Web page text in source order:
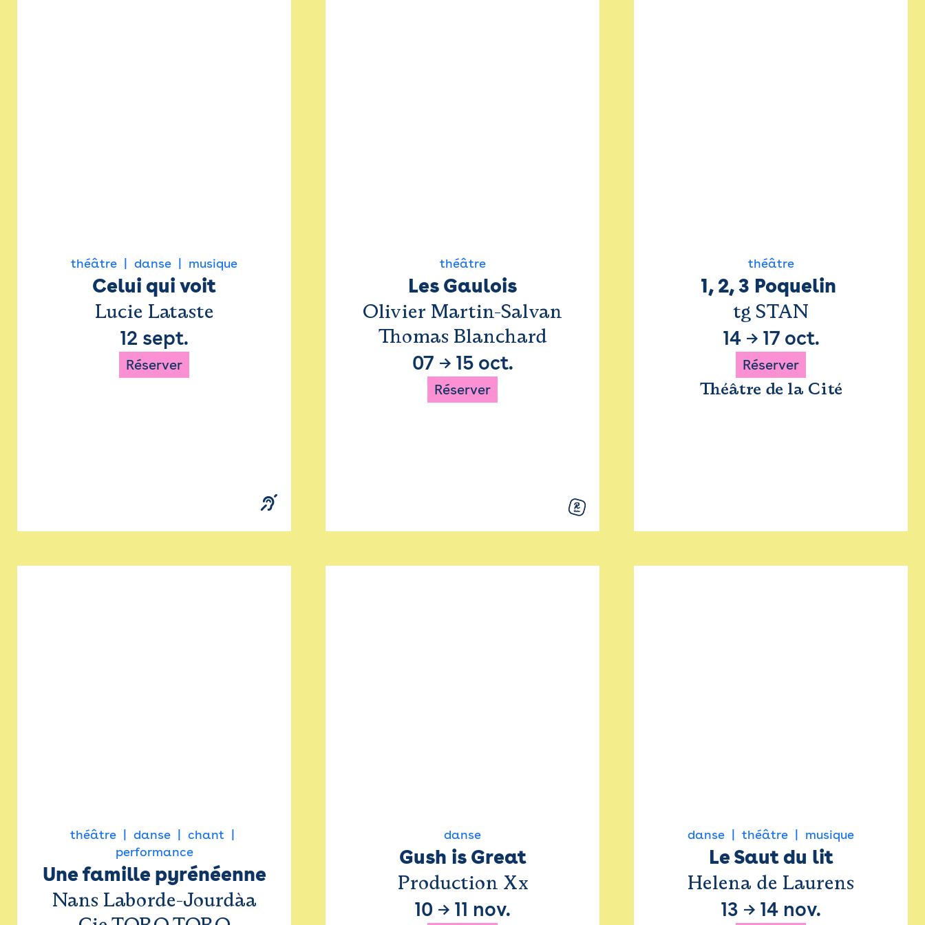
théâtre danse musique
Celui qui voit
Lucie Lataste
12 sept.
Réserver
théâtre
Les Gaulois
Olivier Martin-Salvan
Thomas Blanchard
07 → 15 oct.
Réserver
théâtre
1, 2, 3 Poquelin
tg STAN
14→ 17 oct.
Réserver
Théâtre de la Cité
théâtre danse
chant
performance
Une famille pyrénéenne
Nans Laborde-Jourdàa
danse
Gush is Great
Production Xx
10 → 11 nov.
danse théâtre musique
Le Saut du lit
Helena de Laurens
13 → 14 nov.